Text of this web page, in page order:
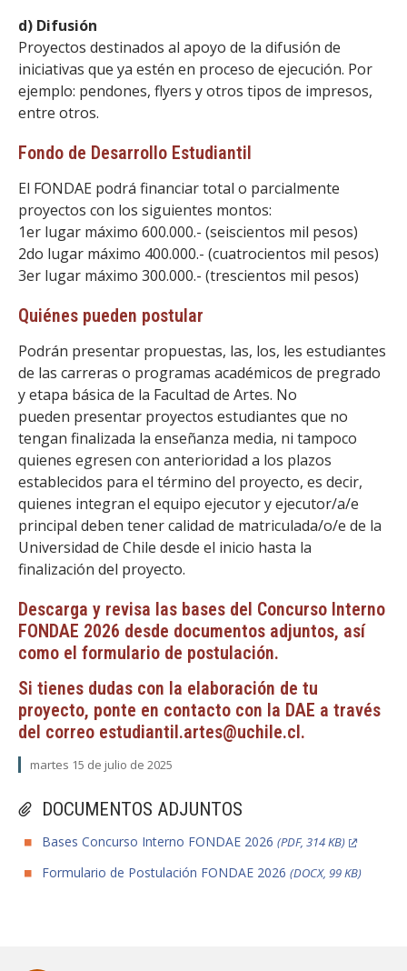
DOCUMENTOS ADJUNTOS
Bases Concurso Interno FONDAE 2026 (PDF, 314 KB)
Formulario de Postulación FONDAE 2026 (DOCX, 99 KB)
d) Difusión
Proyectos destinados al apoyo de la difusión de
iniciativas que ya estén en proceso de ejecución. Por
ejemplo: pendones, flyers y otros tipos de impresos,
entre otros.
Fondo de Desarrollo Estudiantil
El FONDAE podrá financiar total o parcialmente
proyectos con los siguientes montos:
1er lugar máximo 600.000.- (seiscientos mil pesos)
2do lugar máximo 400.000.- (cuatrocientos mil pesos)
3er lugar máximo 300.000.- (trescientos mil pesos)
Quiénes pueden postular
Podrán presentar propuestas, las, los, les estudiantes
de las carreras o programas académicos de pregrado
y etapa básica de la Facultad de Artes. No
pueden presentar proyectos estudiantes que no
tengan finalizada la enseñanza media, ni tampoco
quienes egresen con anterioridad a los plazos
establecidos para el término del proyecto, es decir,
quienes integran el equipo ejecutor y ejecutor/a/e
principal deben tener calidad de matriculada/o/e de la
Universidad de Chile desde el inicio hasta la
finalización del proyecto.
Descarga y revisa las bases del Concurso Interno
FONDAE 2026 desde documentos adjuntos, así
como el formulario de postulación.
Si tienes dudas con la elaboración de tu
proyecto, ponte en contacto con la DAE a través
del correo estudiantil.artes@uchile.cl.
martes 15 de julio de 2025